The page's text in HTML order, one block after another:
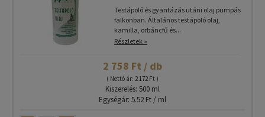
Testápoló és gyantázás utáni olaj pumpás
falkonban. Általános testápoló olaj,
kamilla, orbáncfű és...
Részletek »
2 758 Ft / db
( Nettó ár: 2 172 Ft )
Kiszerelés: 500 ml
Egységár: 5.52 Ft / ml